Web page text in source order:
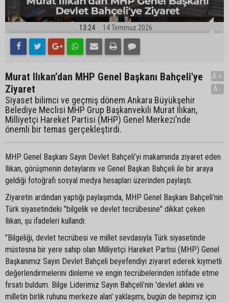
13:24 14 Temmuz 2026
Murat Ilıkan’dan MHP Genel Başkanı Bahçeli'ye
Ziyaret
Siyaset bilimci ve geçmiş dönem Ankara Büyükşehir
Belediye Meclisi MHP Grup Başkanvekili Murat Ilıkan,
Milliyetçi Hareket Partisi (MHP) Genel Merkezi’nde
önemli bir temas gerçekleştirdi.
A+
A-
MHP Genel Başkanı Sayın Devlet Bahçeli’yi makamında ziyaret eden
Ilıkan, görüşmenin detaylarını ve Genel Başkan Bahçeli ile bir araya
geldiği fotoğrafı sosyal medya hesapları üzerinden paylaştı.
Ziyaretin ardından yaptığı paylaşımda, MHP Genel Başkanı Bahçeli’nin
Türk siyasetindeki "bilgelik ve devlet tecrübesine" dikkat çeken
Ilıkan, şu ifadeleri kullandı:
"Bilgeliği, devlet tecrübesi ve millet sevdasıyla Türk siyasetinde
müstesna bir yere sahip olan Milliyetçi Hareket Partisi (MHP) Genel
Başkanımız Sayın Devlet Bahçeli beyefendiyi ziyaret ederek kıymetli
değerlendirmelerini dinleme ve engin tecrübelerinden istifade etme
fırsatı buldum. Bilge Liderimiz Sayın Bahçeli’nin 'devlet aklını ve
milletin birlik ruhunu merkeze alan' yaklaşımı, bugün de hepimiz için